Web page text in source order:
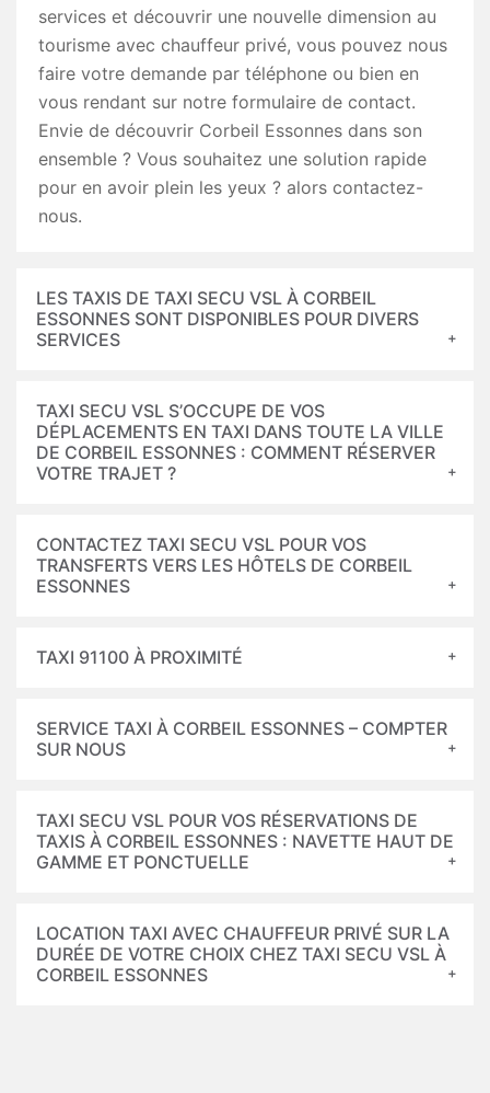
services et découvrir une nouvelle dimension au
tourisme avec chauffeur privé, vous pouvez nous
faire votre demande par téléphone ou bien en
vous rendant sur notre formulaire de contact.
Envie de découvrir Corbeil Essonnes dans son
ensemble ? Vous souhaitez une solution rapide
pour en avoir plein les yeux ? alors contactez-
nous.
LES TAXIS DE TAXI SECU VSL À CORBEIL
ESSONNES SONT DISPONIBLES POUR DIVERS
SERVICES
TAXI SECU VSL S’OCCUPE DE VOS
DÉPLACEMENTS EN TAXI DANS TOUTE LA VILLE
DE CORBEIL ESSONNES : COMMENT RÉSERVER
VOTRE TRAJET ?
CONTACTEZ TAXI SECU VSL POUR VOS
TRANSFERTS VERS LES HÔTELS DE CORBEIL
ESSONNES
TAXI 91100 À PROXIMITÉ
SERVICE TAXI À CORBEIL ESSONNES – COMPTER
SUR NOUS
TAXI SECU VSL POUR VOS RÉSERVATIONS DE
TAXIS À CORBEIL ESSONNES : NAVETTE HAUT DE
GAMME ET PONCTUELLE
LOCATION TAXI AVEC CHAUFFEUR PRIVÉ SUR LA
DURÉE DE VOTRE CHOIX CHEZ TAXI SECU VSL À
CORBEIL ESSONNES